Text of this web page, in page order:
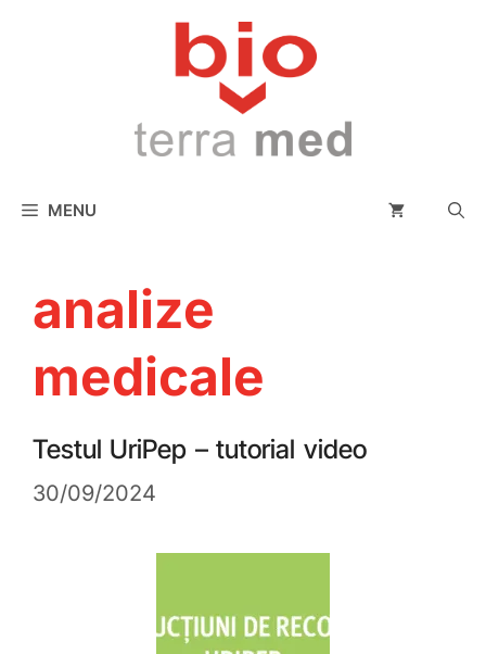
MENU
analize
medicale
Testul UriPep – tutorial video
30/09/2024